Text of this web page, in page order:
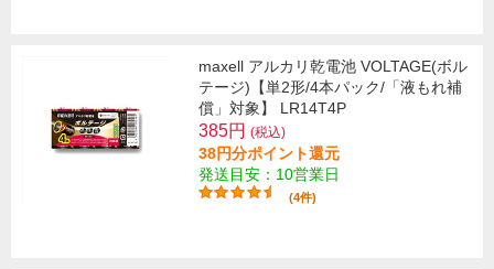
maxell アルカリ乾電池 VOLTAGE(ボル
テージ)【単2形/4本パック/「液もれ補
償」対象】 LR14T4P
385円 (税込)
38円分ポイント還元
発送目安：10営業日
(4件)